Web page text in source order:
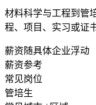
材料科学与工程到管
程、项目、实习或证
薪资随具体企业浮动
薪资参考
常见岗位
管培生